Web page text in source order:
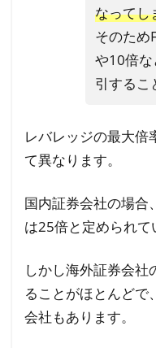
なってし
そのため
や10倍
引するこ
レバレッジの最大倍
て異なります。
国内証券会社の場合
は25倍と定められて
しかし海外証券会
ることがほとんどで
会社もあります。